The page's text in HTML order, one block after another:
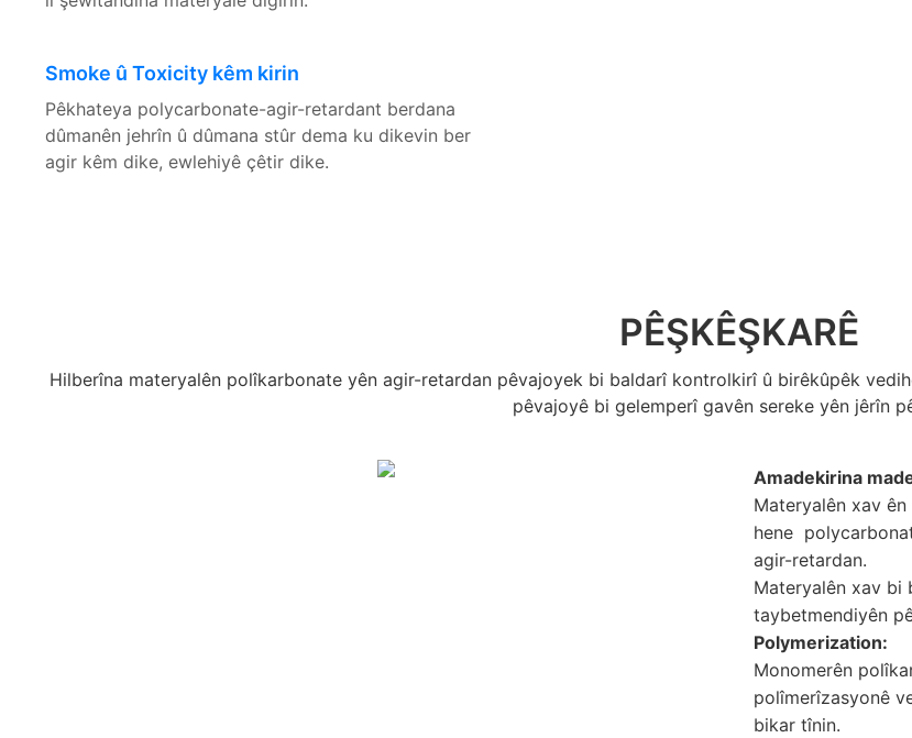
Smoke û Toxicity kêm kirin
Pêkhateya polycarbonate-agir-retardant berdana
dûmanên jehrîn û dûmana stûr dema ku dikevin ber
agir kêm dike, ewlehiyê çêtir dike.
PÊŞKÊŞKARÊ
Hilberîna materyalên polîkarbonate yên agir-retardan pêvajoyek bi baldarî kontrolkirî û birêkûpêk
pêvajoyê bi gelemperî gavên sereke yên jêrîn
Amadekirina
Materyalên xav
hene
agir-retardan.
Materyalên xav bi
taybetmendiyên
Polymerization:
Monomerên
polîmerîzasyonê
bikar tînin.